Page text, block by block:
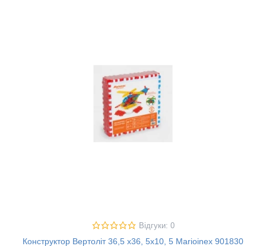
Відгуки: 0
Конструктор Вертоліт 36,5 х36, 5х10, 5 Marioinex 901830